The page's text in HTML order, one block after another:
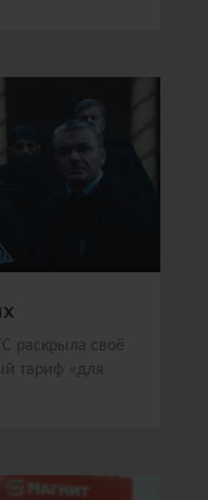
раскрыла своё
тариф «для